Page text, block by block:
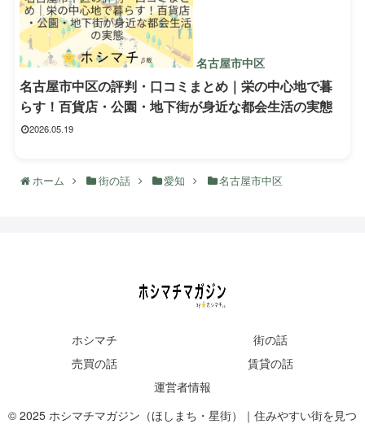
名古屋市中区
名古屋市中区の評判・口コミまとめ｜栄の中心地で暮
らす！百貨店・公園・地下街が身近な都会生活の実態
2026.05.19
ホーム 街の話 愛知 名古屋市中区
ホシマチ
街の話
売買の話
賃貸の話
運営者情報
© 2025 ホシマチマガジン（ほしまち・星街）｜住みやすい街を見つ